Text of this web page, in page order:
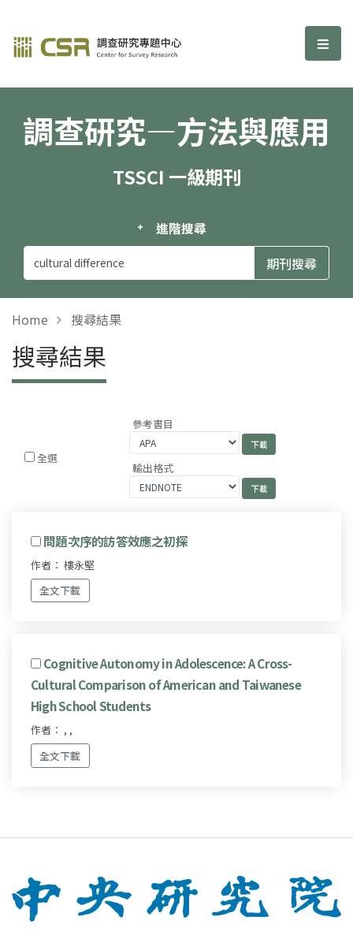
調查研究—方法與應用期刊 選
調查研究—方法與應用
TSSCI 一級期刊
進階搜尋
Home 搜尋結果
搜尋結果
全選
參考書目
輸出格式
問題次序的訪答效應之初探
作者： 樓永堅
全文下載
Cognitive Autonomy in Adolescence: A Cross-
Cultural Comparison of American and Taiwanese
High School Students
作者： , ,
全文下載